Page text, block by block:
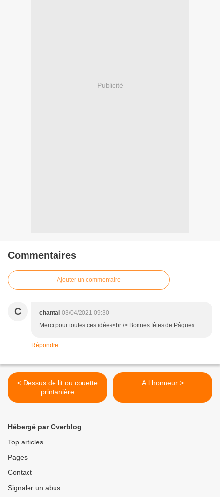
Publicité
Commentaires
Ajouter un commentaire
C chantal 03/04/2021 09:30
Merci pour toutes ces idées<br /> Bonnes fêtes de Pâques
Répondre
< Dessus de lit ou couette
printanière
A l honneur >
Hébergé par Overblog
Top articles
Pages
Contact
Signaler un abus